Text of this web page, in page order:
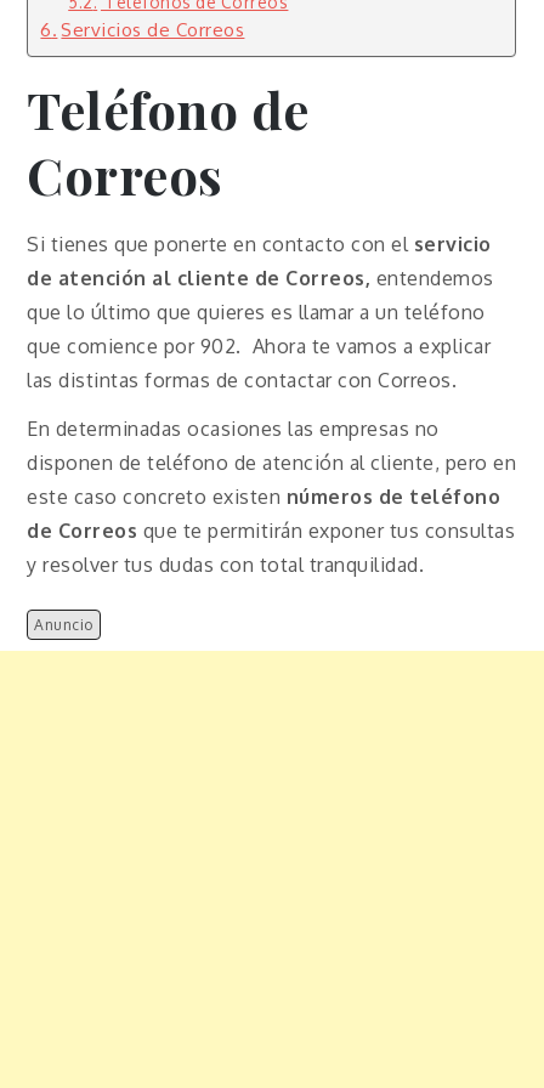
Servicios de Correos
Teléfono de
Correos
Si tienes que ponerte en contacto con el servicio
de atención al cliente de Correos, entendemos
que lo último que quieres es llamar a un teléfono
que comience por 902. Ahora te vamos a explicar
las distintas formas de contactar con Correos.
En determinadas ocasiones las empresas no
disponen de teléfono de atención al cliente, pero en
este caso concreto existen números de teléfono
de Correos que te permitirán exponer tus consultas
y resolver tus dudas con total tranquilidad.
Anuncio